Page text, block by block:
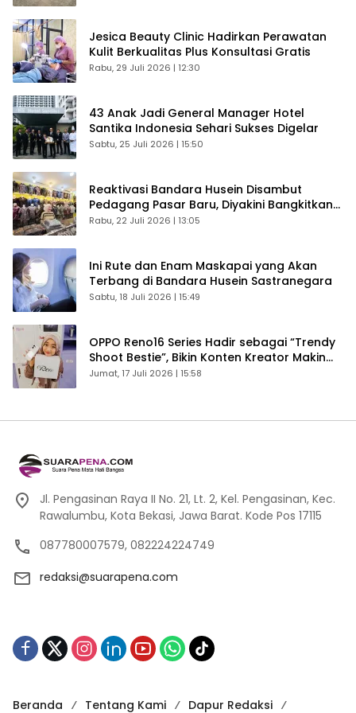
Jesica Beauty Clinic Hadirkan Perawatan
Kulit Berkualitas Plus Konsultasi Gratis
Rabu, 29 Juli 2026 | 12:30
43 Anak Jadi General Manager Hotel
Santika Indonesia Sehari Sukses Digelar
Sabtu, 25 Juli 2026 | 15:50
Reaktivasi Bandara Husein Disambut
Pedagang Pasar Baru, Diyakini Bangkitkan
Kembali Ekonomi Bandung
Rabu, 22 Juli 2026 | 13:05
Ini Rute dan Enam Maskapai yang Akan
Terbang di Bandara Husein Sastranegara
Sabtu, 18 Juli 2026 | 15:49
OPPO Reno16 Series Hadir sebagai “Trendy
Shoot Bestie”, Bikin Konten Kreator Makin
Betah
Jumat, 17 Juli 2026 | 15:58
Jl. Pengasinan Raya II No. 21, Lt. 2, Kel. Pengasinan, Kec.
Rawalumbu, Kota Bekasi, Jawa Barat. Kode Pos 17115
087780007579, 082224224749
redaksi@suarapena.com
Beranda Tentang Kami Dapur Redaksi